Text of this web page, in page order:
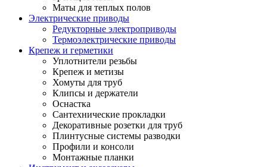
Маты для теплых полов
Электрические приводы
Редукторные электроприводы
Термоэлектрические приводы
Крепеж и герметики
Уплотнители резьбы
Крепеж и метизы
Хомуты для труб
Клипсы и держатели
Оснастка
Сантехнические прокладки
Декоративные розетки для труб
Плинтусные системы разводки
Профили и консоли
Монтажные планки